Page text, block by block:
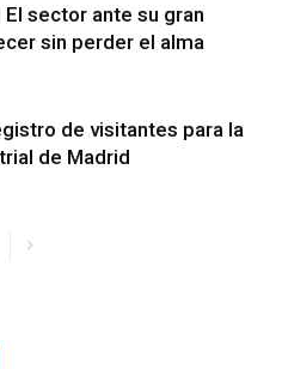
El sector ante su gran
sin perder el alma
de visitantes para la
de Madrid